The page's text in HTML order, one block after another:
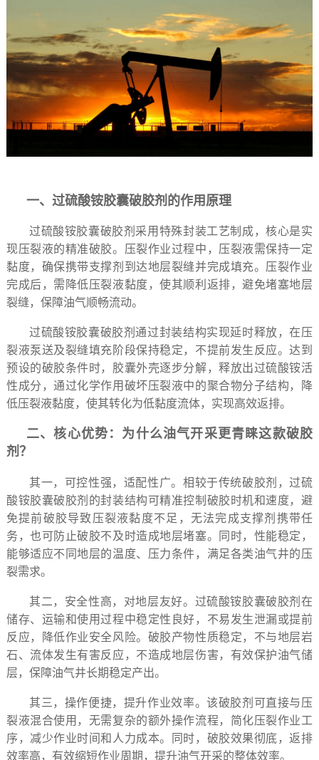
一、过硫酸铵胶囊破胶剂的作用原理
过硫酸铵胶囊破胶剂采用特殊封装工艺制成，核心是实
现压裂液的精准破胶。压裂作业过程中，压裂液需保持一定
黏度，确保携带支撑剂到达地层裂缝并完成填充。压裂作业
完成后，需降低压裂液黏度，使其顺利返排，避免堵塞地层
裂缝，保障油气顺畅流动。
过硫酸铵胶囊破胶剂通过封装结构实现延时释放，在压
裂液泵送及裂缝填充阶段保持稳定，不提前发生反应。达到
预设的破胶条件时，胶囊外壳逐步分解，释放出过硫酸铵活
性成分，通过化学作用破坏压裂液中的聚合物分子结构，降
低压裂液黏度，使其转化为低黏度流体，实现高效返排。
二、核心优势：为什么油气开采更青睐这款破胶
剂？
其一，可控性强，适配性广。相较于传统破胶剂，过硫
酸铵胶囊破胶剂的封装结构可精准控制破胶时机和速度，避
免提前破胶导致压裂液黏度不足，无法完成支撑剂携带任
务，也可防止破胶不及时造成地层堵塞。同时，性能稳定，
能够适应不同地层的温度、压力条件，满足各类油气井的压
裂需求。
其二，安全性高，对地层友好。过硫酸铵胶囊破胶剂在
储存、运输和使用过程中稳定性良好，不易发生泄漏或提前
反应，降低作业安全风险。破胶产物性质稳定，不与地层岩
石、流体发生有害反应，不造成地层伤害，有效保护油气储
层，保障油气井长期稳定产出。
其三，操作便捷，提升作业效率。该破胶剂可直接与压
裂液混合使用，无需复杂的额外操作流程，简化压裂作业工
序，减少作业时间和人力成本。同时，破胶效果彻底，返排
效率高，有效缩短作业周期，提升油气开采的整体效率。